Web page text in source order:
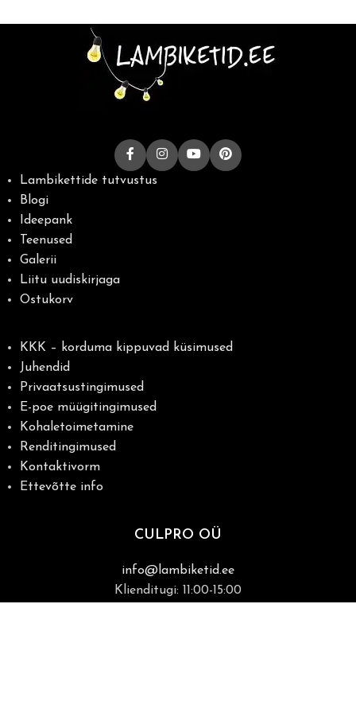
Lambikettide tutvustus
Blogi
Ideepank
Teenused
Galerii
Liitu uudiskirjaga
Ostukorv
KKK – korduma kippuvad küsimused
Juhendid
Privaatsustingimused
E-poe müügitingimused
Kohaletoimetamine
Renditingimused
Kontaktivorm
Ettevõtte info
CULPRO OÜ
info@lambiketid.ee
Klienditugi: 11:00-15:00